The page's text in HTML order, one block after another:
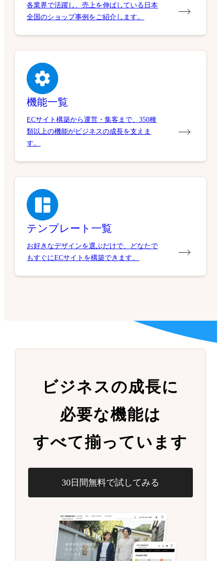
各業界で活躍し、売上を伸ばしている日本
全国のショップ事例をご紹介します。
機能一覧
ECサイト構築から運営・集客まで、350種
類以上の機能がビジネスの成長を支えま
す。
テンプレート一覧
お好きなデザインを選ぶだけで、どなたで
もすぐにECサイトを構築できます。
ビジネスの成長に
必要な機能は
すべて揃っています
30日間無料で試してみる